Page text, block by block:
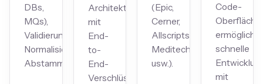
DBs,
MQs),
Validierung,
Normalisierung,
Abstammung.
Architektur
mit
End-
to-
End-
Verschlüsselung
(Epic,
Cerner,
Allscripts,
Meditech
usw.).
Code-
Oberfläche
ermöglicht
schnelle
mit